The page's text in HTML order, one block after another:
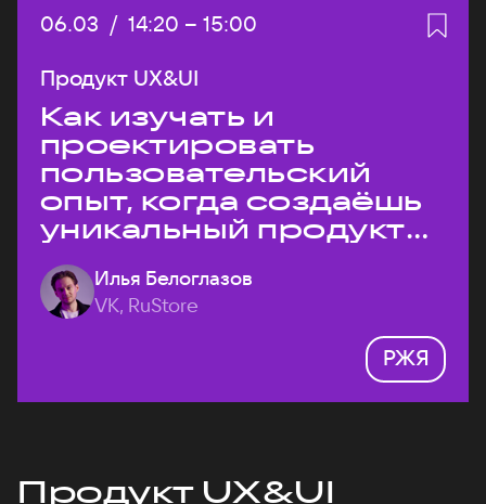
Дата:
06.03 / Начало:
14:20 – Конец:
15:00
Продукт UX&UI
Как изучать и
проектировать
пользовательский
опыт, когда создаёшь
уникальный продукт
на рынке?
Илья Белоглазов
VK, RuStore
РЖЯ
Продукт UX&UI